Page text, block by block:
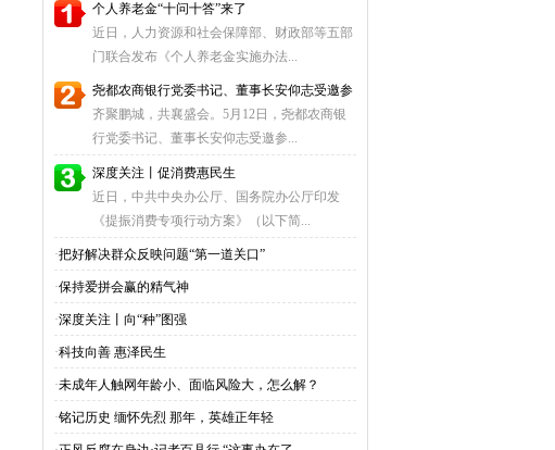
个人养老金“十问十答”来了
近日，人力资源和社会保障部、财政部等五部
门联合发布《个人养老金实施办法...
尧都农商银行党委书记、董事长安仰志受邀参
齐聚鹏城，共襄盛会。5月12日，尧都农商银
行党委书记、董事长安仰志受邀参...
​深度关注丨促消费惠民生
近日，中共中央办公厅、国务院办公厅印发
《提振消费专项行动方案》（以下简...
·把好解决群众反映问题“第一道关口”
·保持爱拼会赢的精气神
·深度关注丨向“种”图强
·科技向善 惠泽民生
·未成年人触网年龄小、面临风险大，怎么解？
·铭记历史 缅怀先烈 那年，英雄正年轻